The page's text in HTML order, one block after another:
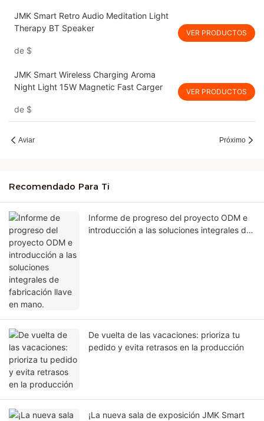
JMK Smart Retro Audio Meditation Light
Therapy BT Speaker
de $
VER PRODUCTOS
JMK Smart Wireless Charging Aroma
Night Light 15W Magnetic Fast Carger
de $
VER PRODUCTOS
Aviar Próximo
Recomendado Para Ti
Informe de progreso del proyecto ODM e
introducción a las soluciones integrales de
De vuelta de las vacaciones: prioriza tu
pedido y evita retrasos en la producción
¡La nueva sala de exposición JMK Smart